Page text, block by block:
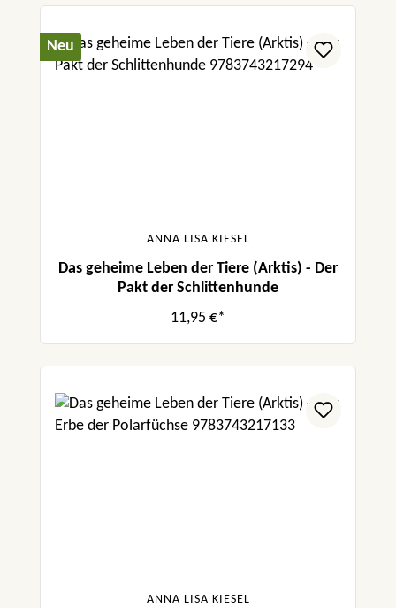
Neu
ANNA LISA KIESEL
Das geheime Leben der Tiere (Arktis) - Der
Pakt der Schlittenhunde
11,95 €*
ANNA LISA KIESEL